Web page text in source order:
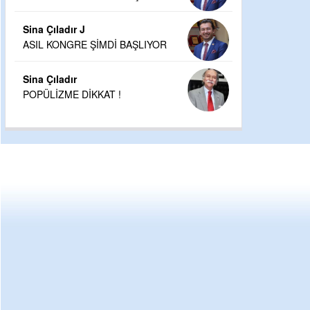
Sina Çıladır J
ASIL KONGRE ŞİMDİ BAŞLIYOR
Sina Çıladır
POPÜLİZME DİKKAT !